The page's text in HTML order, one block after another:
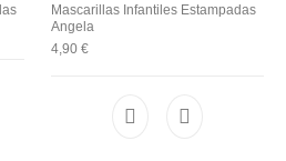
Mascarillas Infantiles Estampadas
Angela
4,90 €